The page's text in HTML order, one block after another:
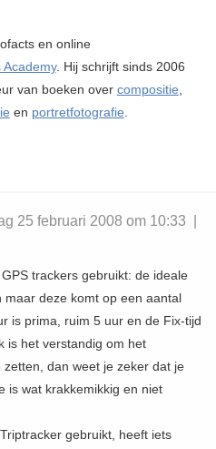
en online
Academy. Hij schrijft sinds 2006
van boeken over compositie
en portretfotografie
25 februari 2008 om 10:33 |
trackers gebruikt: de ideale
deze komt op een aantal
is prima, ruim 5 uur en de Fix-tijd
is het verstandig om het
dan weet je zeker dat je
is wat krakkemikkig en niet
gebruikt, heeft iets